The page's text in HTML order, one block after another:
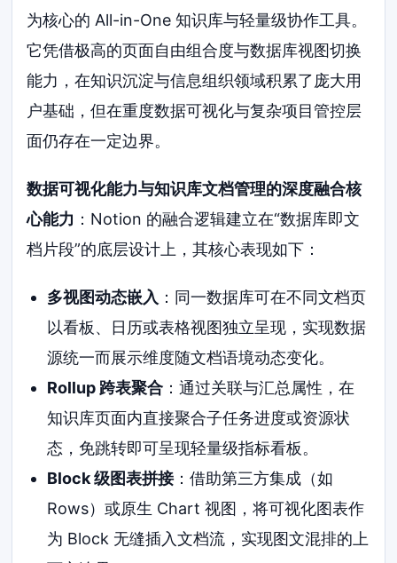
为核心的 All-in-One 知识库与轻量级协作工具。
它凭借极高的页面自由组合度与数据库视图切换
能力，在知识沉淀与信息组织领域积累了庞大用
户基础，但在重度数据可视化与复杂项目管控层
面仍存在一定边界。
数据可视化能力与知识库文档管理的深度融合核
心能力 ：Notion 的融合逻辑建立在“数据库即文
档片段”的底层设计上，其核心表现如下：
多视图动态嵌入 ：同一数据库可在不同文档页
以看板、日历或表格视图独立呈现，实现数据
源统一而展示维度随文档语境动态变化。
Rollup 跨表聚合：通过关联与汇总属性，在
知识库页面内直接聚合子任务进度或资源状
态，免跳转即可呈现轻量级指标看板。
Block 级图表拼接：借助第三方集成（如
Rows）或原生 Chart 视图，将可视化图表作
为 Block 无缝插入文档流，实现图文混排的上